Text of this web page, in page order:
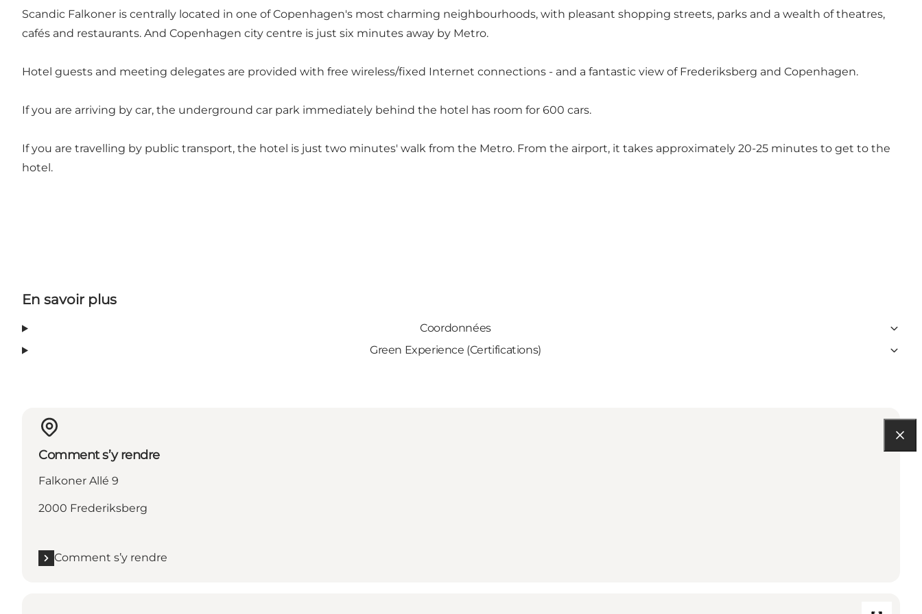
Scandic Falkoner is centrally located in one of Copenhagen's most charming neighbourhoods, with pleasant shopping streets, parks and a wealth of theatres,
cafés and restaurants. And Copenhagen city centre is just six minutes away by Metro.
Hotel guests and meeting delegates are provided with free wireless/fixed Internet connections - and a fantastic view of Frederiksberg and Copenhagen.
If you are arriving by car, the underground car park immediately behind the hotel has room for 600 cars.
If you are travelling by public transport, the hotel is just two minutes' walk from the Metro. From the airport, it takes approximately 20-25 minutes to get to the
hotel.
En savoir plus
Coordonnées
Green Experience (Certifications)
Comment s’y rendre
Falkoner Allé 9
2000 Frederiksberg
Comment s’y rendre